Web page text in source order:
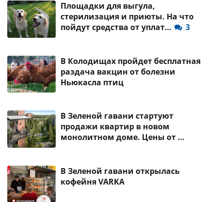
Площадки для выгула,
стерилизация и приюты. На что
пойдут средства от уплат…
3
В Колодищах пройдет бесплатная
раздача вакцин от болезни
Ньюкасла птиц
В Зеленой гавани стартуют
продажи квартир в новом
монолитном доме. Цены от …
В Зеленой гавани открылась
кофейня VARKA